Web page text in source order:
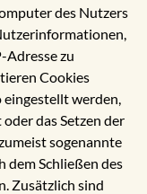
des Nutzers
zu
Cookies
eingestellt werden,
das Setzen der
sogenannte
dem Schließen des
Zusätzlich sind